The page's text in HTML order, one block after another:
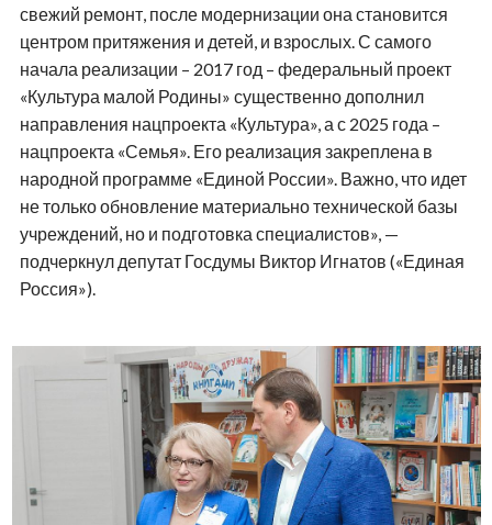
свежий ремонт, после модернизации она становится
центром притяжения и детей, и взрослых. С самого
начала реализации – 2017 год – федеральный проект
«Культура малой Родины» существенно дополнил
направления нацпроекта «Культура», а с 2025 года –
нацпроекта «Семья». Его реализация закреплена в
народной программе «Единой России». Важно, что идет
не только обновление материально технической базы
учреждений, но и подготовка специалистов», —
подчеркнул депутат Госдумы Виктор Игнатов («Единая
Россия»).